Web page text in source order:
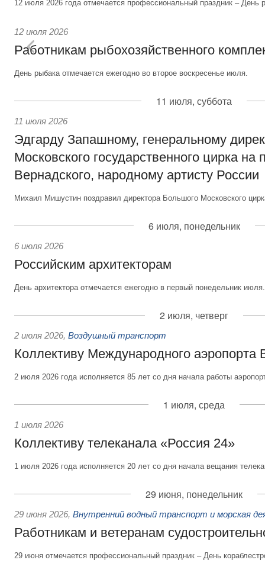
12 июля 2026 года отмечается профессиональный праздник – День
12 июля 2026
Работникам рыбохозяйственного
День рыбака отмечается ежегодно во второе воскресенье июля.
11 июля, суббота
11 июля 2026
Эдгарду Запашному, генеральному
Московского государственного цирка на
Вернадского, народному артисту России
Михаил Мишустин поздравил директора Большого Московского
6 июля, понедельник
6 июля 2026
Российским архитекторам
День архитектора отмечается ежегодно в первый понедельник июля.
2 июля, четверг
2 июля 2026, Воздушный транспорт
Коллективу Международного аэропорта
2 июля 2026 года исполняется 85 лет со дня начала работы
1 июля, среда
1 июля 2026
Коллективу телеканала «Россия 24»
1 июля 2026 года исполняется 20 лет со дня начала вещания
29 июня, понедельник
29 июня 2026, Внутренний водный транспорт и морская
Работникам и ветеранам
29 июня отмечается профессиональный праздник – День